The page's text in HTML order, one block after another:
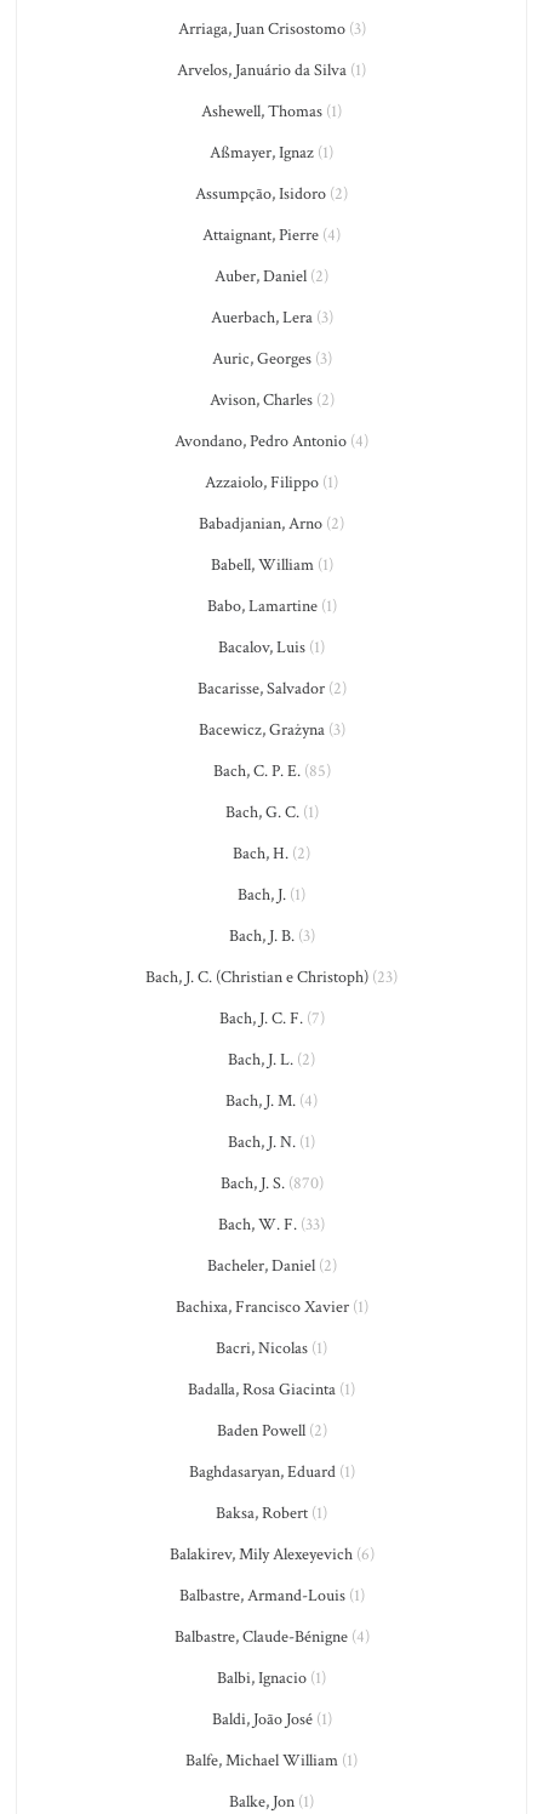
Arriaga, Juan Crisostomo(3)
Arvelos, Januário da Silva (1)
Ashewell, Thomas (1)
Aßmayer, Ignaz (1)
Assumpção, Isidoro (2)
Attaignant, Pierre (4)
Auber, Daniel (2)
Auerbach, Lera(3)
Auric, Georges(3)
Avison, Charles(2)
Avondano, Pedro Antonio (4)
Azzaiolo, Filippo (1)
Babadjanian, Arno (2)
Babell, William(1)
Babo, Lamartine(1)
Bacalov, Luis (1)
Bacarisse, Salvador(2)
Bacewicz, Grażyna(3)
Bach, C. P. E.(85)
Bach, G. C.(1)
Bach, H. (2)
Bach, J. (1)
Bach, J. B.(3)
Bach, J. C. (Christian e Christoph) (23)
Bach, J. C. F.(7)
Bach, J. L. (2)
Bach, J. M. (4)
Bach, J. N. (1)
Bach, J. S.(870)
Bach, W. F. (33)
Bacheler, Daniel(2)
Bachixa, Francisco Xavier(1)
Bacri, Nicolas (1)
Badalla, Rosa Giacinta (1)
Baden Powell(2)
Baghdasaryan, Eduard(1)
Baksa, Robert (1)
Balakirev, Mily Alexeyevich(6)
Balbastre, Armand-Louis(1)
Balbastre, Claude-Bénigne(4)
Balbi, Ignacio (1)
Baldi, João José(1)
Balfe, Michael William (1)
Balke, Jon (1)